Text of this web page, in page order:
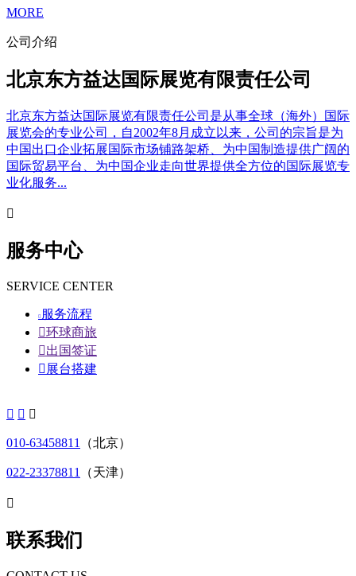
MORE
公司介绍
北京东方益达国际展览有限责任公司
北京东方益达国际展览有限责任公司是从事全球（海外）国际
展览会的专业公司，自2002年8月成立以来，公司的宗旨是为
中国出口企业拓展国际市场铺路架桥、为中国制造提供广阔的
国际贸易平台、为中国企业走向世界提供全方位的国际展览专
业化服务...

服务中心
SERVICE CENTER
 服务流程
环球商旅
出国签证
 展台搭建
  
010-63458811 （北京）
022-23378811 （天津）

联系我们